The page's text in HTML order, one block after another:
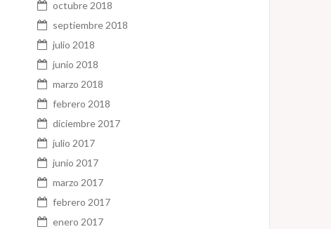
octubre 2018
septiembre 2018
julio 2018
junio 2018
marzo 2018
febrero 2018
diciembre 2017
julio 2017
junio 2017
marzo 2017
febrero 2017
enero 2017